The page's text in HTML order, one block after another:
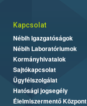
Kapcsolat
Nébih Igazgatóságok
Nébih Laboratóriumok
Kormányhivatalok
Sajtókapcsolat
Ügyfélszolgálat
Hatósági jogsegély
Élelmiszermentő Központ